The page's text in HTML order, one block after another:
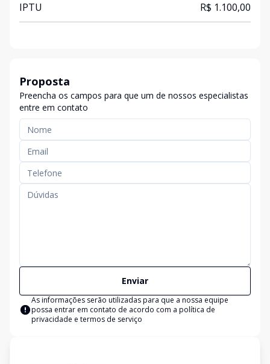
IPTU R$ 1.100,00
Proposta
Preencha os campos para que um de nossos especialistas
entre em contato
Enviar
As informações serão utilizadas para que a nossa equipe
possa entrar em contato de acordo com a política de
privacidade e termos de serviço